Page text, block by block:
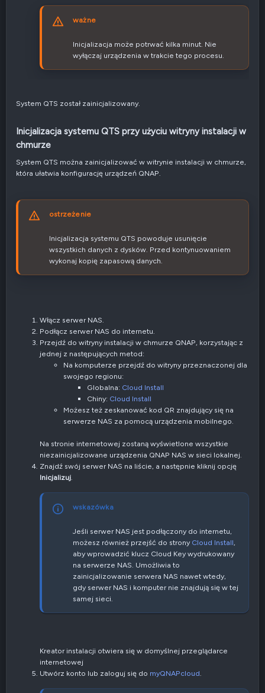
ważne
Inicjalizacja może potrwać kilka minut. Nie
wyłączaj urządzenia w trakcie tego procesu.
System QTS został zainicjalizowany.
Inicjalizacja systemu QTS przy użyciu witryny instalacji w
chmurze​
System QTS można zainicjalizować w witrynie instalacji w chmurze,
która ułatwia konfigurację urządzeń QNAP.
ostrzeżenie
Inicjalizacja systemu QTS powoduje usunięcie
wszystkich danych z dysków. Przed kontynuowaniem
wykonaj kopię zapasową danych.
Włącz serwer NAS.
Podłącz serwer NAS do internetu.
Przejdź do witryny instalacji w chmurze QNAP, korzystając z
jednej z następujących metod:
Na komputerze przejdź do witryny przeznaczonej dla
swojego regionu:
Globalna: Cloud Install
Chiny: Cloud Install
Możesz też zeskanować kod QR znajdujący się na
serwerze NAS za pomocą urządzenia mobilnego.
Na stronie internetowej zostaną wyświetlone wszystkie
niezainicjalizowane urządzenia QNAP NAS w sieci lokalnej.
Znajdź swój serwer NAS na liście, a następnie kliknij opcję
Inicjalizuj.
wskazówka
Jeśli serwer NAS jest podłączony do internetu,
możesz również przejść do strony Cloud Install,
aby wprowadzić klucz Cloud Key wydrukowany
na serwerze NAS. Umożliwia to
zainicjalizowanie serwera NAS nawet wtedy,
gdy serwer NAS i komputer nie znajdują się w tej
samej sieci.
Kreator instalacji otwiera się w domyślnej przeglądarce
internetowej
Utwórz konto lub zaloguj się do myQNAPcloud.